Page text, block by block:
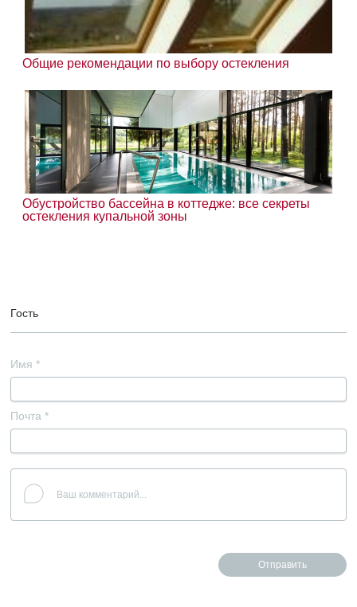
Общие рекомендации по выбору остекления
Обустройство бассейна в коттедже: все секреты
остекления купальной зоны
Гость
Имя *
Почта *